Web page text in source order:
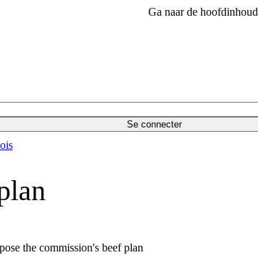
Ga naar de hoofdinhoud
Se connecter
the commission's beef plan